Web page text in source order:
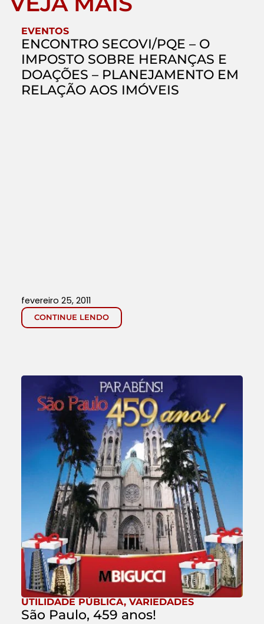
EVENTOS
ENCONTRO SECOVI/PQE – O
IMPOSTO SOBRE HERANÇAS E
DOAÇÕES – PLANEJAMENTO EM
RELAÇÃO AOS IMÓVEIS
CONTINUE LENDO
fevereiro 25, 2011
UTILIDADE PÚBLICA, VARIEDADES
São Paulo, 459 anos!